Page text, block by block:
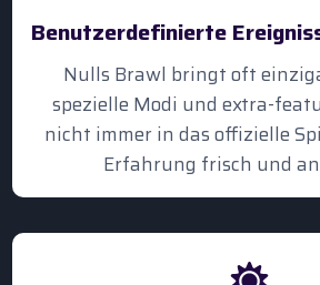
Benutzerdefinierte
Nulls Brawl bringt oft
spezielle Modi und extra-
nicht immer in das offizielle
Erfahrung frisch und